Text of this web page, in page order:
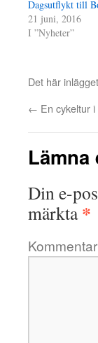
Dagsutflykt till
21 juni, 2016
I ”Nyheter”
Det här
← En cykeltur
Lämna
Din e-
märkta*
Kommentar